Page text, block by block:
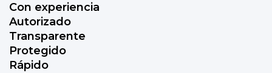
Con experiencia
Autorizado
Transparente
Protegido
Rápido